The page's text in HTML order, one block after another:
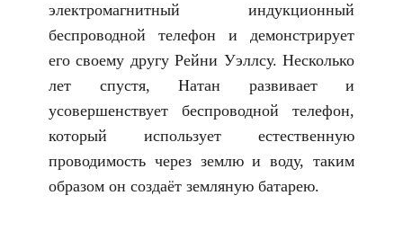
электромагнитный индукционный
беспроводной телефон и демонстрирует
его своему другу Рейни Уэллсу. Несколько
лет спустя, Натан развивает и
усовершенствует беспроводной телефон,
который использует естественную
проводимость через землю и воду, таким
образом он создаёт земляную батарею.